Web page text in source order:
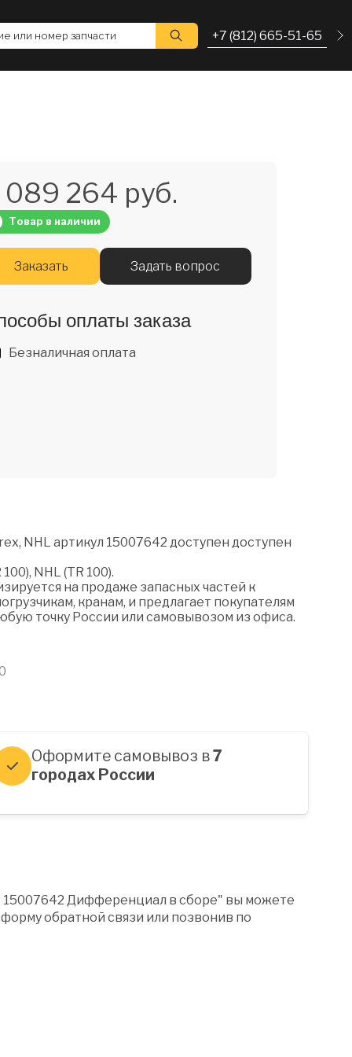
или номер запчасти +7 (812) 665-51-65
089 264 руб.
Товар в наличии
Заказать Задать вопрос
оплаты заказа
Безналичная оплата
NHL артикул 15007642 доступен доступен
NHL (TR 100).
на продаже запасных частей к
кранам, и предлагает покупателям
точку России или самовывозом из офиса.
Оформите самовывоз в7
городах России
15007642 Дифференциал в сборе" вы можете
обратной связи или позвонив по